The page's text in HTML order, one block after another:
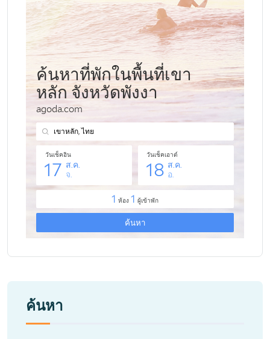
ค้นหา